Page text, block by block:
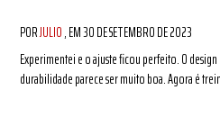
PORJULIO, EM30 DE SETEMBRO DE 2023
Experimentei e o ajuste ficou perfeito. O
durabilidade parece ser muito boa. Agora é